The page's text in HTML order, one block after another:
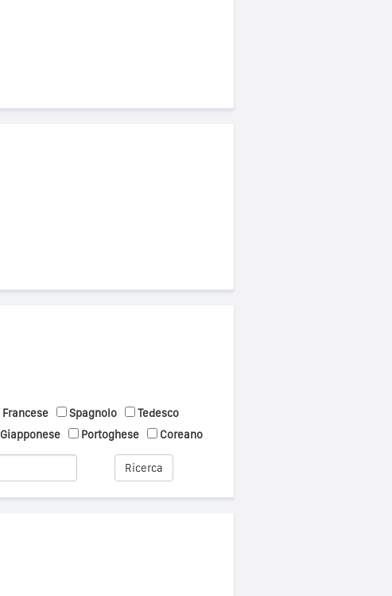
Francese Spagnolo
Tedesco
Giapponese Portoghese Coreano
Ricerca